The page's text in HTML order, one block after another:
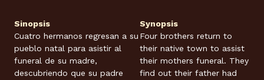
Sinopsis
Cuatro hermanos regresan a su
pueblo natal para asistir al
funeral de su madre,
descubriendo que su padre
Synopsis
Four brothers return to
their native town to assist
their mothers funeral. They
find out their father had